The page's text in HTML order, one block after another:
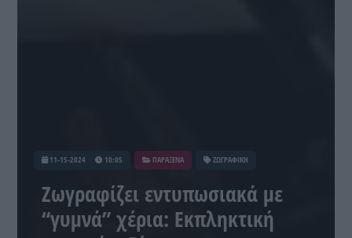
11-15-2024 10:05 ΠΑΡΑΞΕΝΑ ΖΩΓΡΑΦΙΚΗ
Ζωγραφίζει εντυπωσιακά με
“γυμνά” χέρια: Εκπληκτική